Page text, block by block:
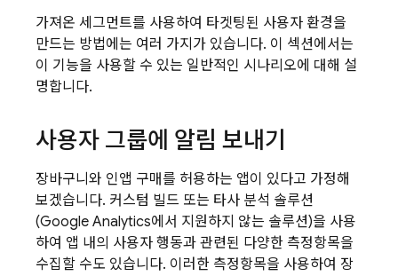
가져온 세그먼트를 사용하여 타겟팅된 사용자 환경을
만드는 방법에는 여러 가지가 있습니다. 이 섹션에서는
이 기능을 사용할 수 있는 일반적인 시나리오에 대해 설
명합니다.
사용자 그룹에 알림 보내기
장바구니와 인앱 구매를 허용하는 앱이 있다고 가정해
보겠습니다. 커스텀 빌드 또는 타사 분석 솔루션
(Google Analytics에서 지원하지 않는 솔루션)을 사용
하여 앱 내의 사용자 행동과 관련된 다양한 측정항목을
수집할 수도 있습니다. 이러한 측정항목을 사용하여 장